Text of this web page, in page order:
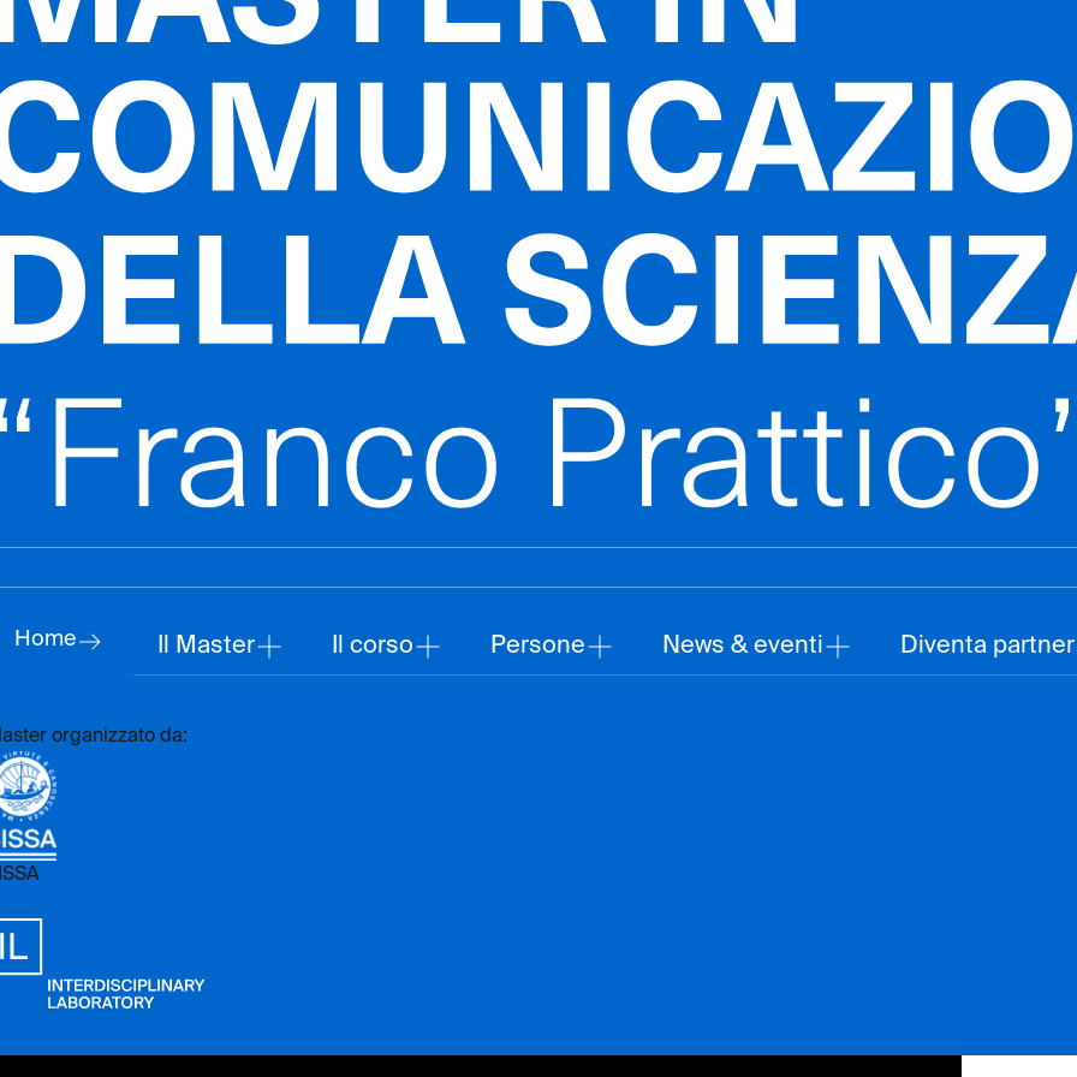
Home Il Master Il corso Persone News & eventi Diventa partner
organizzato da: